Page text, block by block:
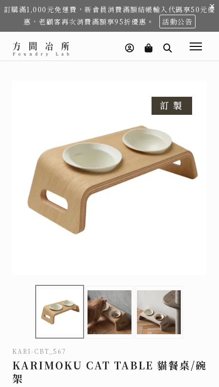
×
訂購滿1,000元免運費，新會員消費滿額結帳輸入代碼享50元優
惠，老顧客再次消費滿額享95折優惠。
活動公告
上
一
個
上
一
個
上
一
個
KARI-CBT_567
KARIMOKU CAT TABLE 貓餐桌/碗
架